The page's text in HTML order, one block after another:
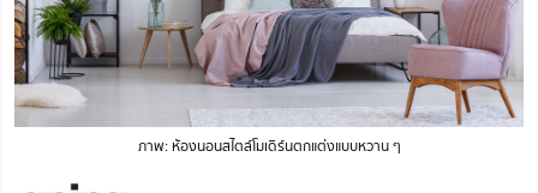
ภาพ: ห้องนอนสไตล์โมเดิร์นตกแต่งแบบหวาน ๆ